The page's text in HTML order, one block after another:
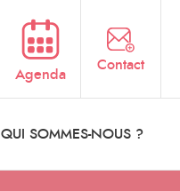
Agenda
Contact
QUI SOMMES-NOUS ?